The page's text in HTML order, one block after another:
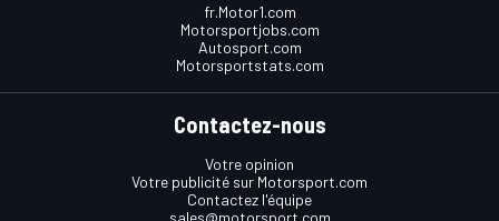
fr.Motor1.com
Motorsportjobs.com
Autosport.com
Motorsportstats.com
Contactez-nous
Votre opinion
Votre publicité sur Motorsport.com
Contactez l'équipe
sales@motorsport.com